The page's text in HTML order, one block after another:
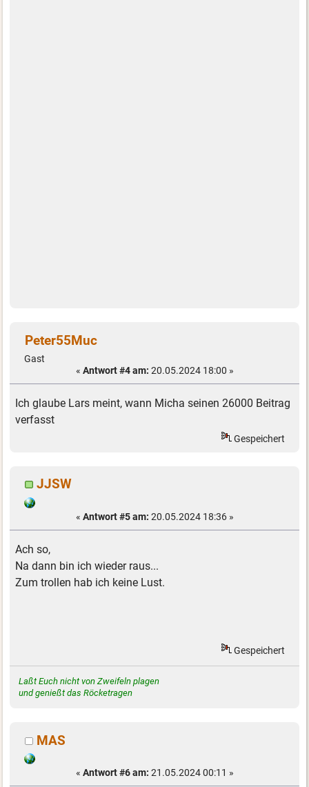
Peter55Muc
Gast
« Antwort #4 am: 20.05.2024 18:00 »
Ich glaube Lars meint, wann Micha seinen 26000 Beitrag
verfasst
Gespeichert
JJSW
« Antwort #5 am: 20.05.2024 18:36 »
Ach so,
Na dann bin ich wieder raus...
Zum trollen hab ich keine Lust.
Gespeichert
Laßt Euch nicht von Zweifeln plagen
und genießt das Röcketragen
MAS
« Antwort #6 am: 21.05.2024 00:11 »